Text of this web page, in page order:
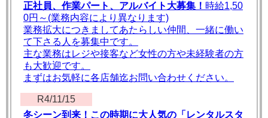
正社員、作業パート、アルバイト大募集！ 時給1,50
0円～(業務内容により異なります)
業務拡大につきましてあたらしい仲間、一緒に働い
て下さる人を募集中です。
主な業務はレジや接客など女性の方や未経験者の方
も大歓迎です。
まずはお気軽に各店舗迄お問い合わせください。
R4/11/15
冬シーン到来！この時期に大人気の「レンタルスタ